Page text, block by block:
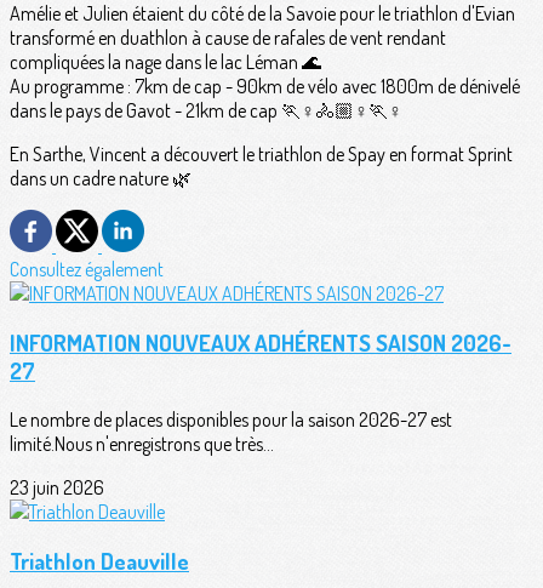
Amélie et Julien étaient du côté de la Savoie pour le triathlon d'Evian
transformé en duathlon à cause de rafales de vent rendant
compliquées la nage dans le lac Léman 🌊
Au programme : 7km de cap - 90km de vélo avec 1800m de dénivelé
dans le pays de Gavot - 21km de cap 🏃♀️🚴🏼♀️🏃♀️
En Sarthe, Vincent a découvert le triathlon de Spay en format Sprint
dans un cadre nature 🌿
Consultez également
INFORMATION NOUVEAUX ADHÉRENTS SAISON 2026-
27
Le nombre de places disponibles pour la saison 2026-27 est
limité.Nous n'enregistrons que très...
23 juin 2026
Triathlon Deauville